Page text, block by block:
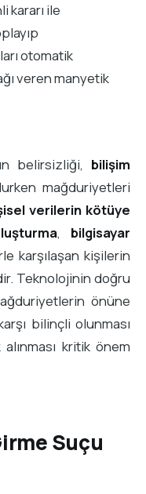
kararı ile
otomatik
veren manyetik
belirsizliği, bilişim
mağduriyetleri
verilerin kötüye
, bilgisayar
karşılaşan kişilerin
Teknolojinin doğru
önüne
bilinçli olunması
kritik önem
Suçu